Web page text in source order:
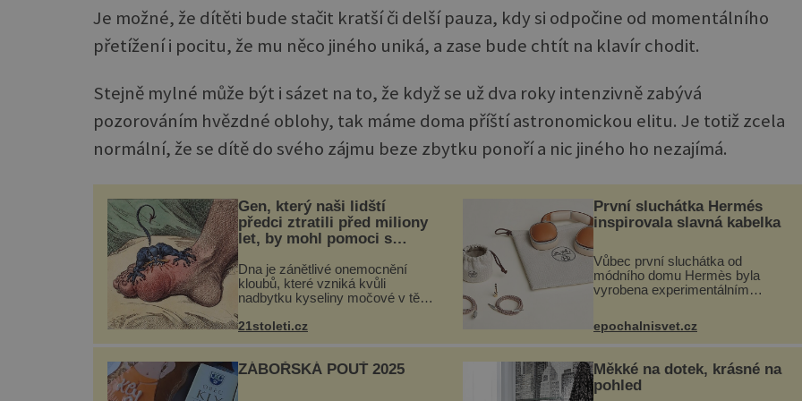
Je možné, že dítěti bude stačit kratší či delší pauza, kdy si odpočine od momentálního
přetížení i pocitu, že mu něco jiného uniká, a zase bude chtít na klavír chodit.
Stejně mylné může být i sázet na to, že když se už dva roky intenzivně zabývá
pozorováním hvězdné oblohy, tak máme doma příští astronomickou elitu. Je totiž zcela
normální, že se dítě do svého zájmu beze zbytku ponoří a nic jiného ho nezajímá.
Gen, který naši lidští
předci ztratili před miliony
let, by mohl pomoci s
Dna je zánětlivé onemocnění
kloubů, které vzniká kvůli
nadbytku kyseliny močové v těle.
v blízkosti kloubů, nejčastěji
přitom postihuje palce na nohou,
21stoleti.cz
První sluchátka Hermés
inspirovala slavná kabelka
Vůbec první sluchátka od
módního domu Hermès byla
vyrobena experimentálním
Horizons. Elegantní gadget si
vyžádal dva roky vývoje a chlubí
se ručně šitou hovězí kůží a
kovový...
epochalnisvet.cz
ZÁBOŘSKÁ POUŤ 2025
Měkké na dotek, krásné na
pohled